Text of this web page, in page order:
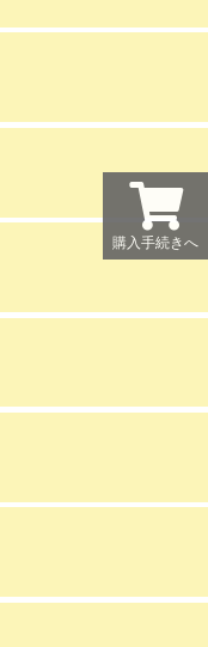
購入手続きへ